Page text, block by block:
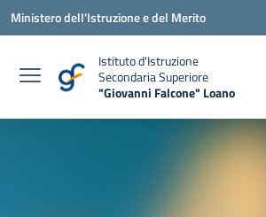
Vai ai contenuti
Vai al menu di navigazione
Vai al footer
Ministero dell'Istruzione e del Merito
Istituto d'Istruzione
Secondaria Superiore
"Giovanni Falcone" Loano